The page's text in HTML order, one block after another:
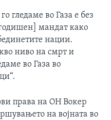
гледаме во Газа е без
мандат како
нации.
ниво на смрт и
во Газа во
права на ОН Вокер
на војната во